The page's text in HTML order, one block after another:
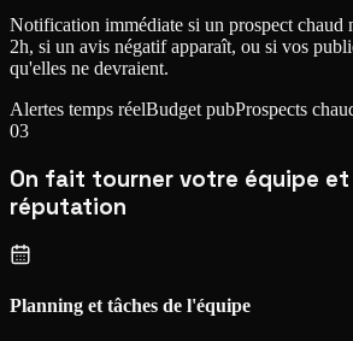
Notification immédiate si un prospect chaud
2h, si un avis négatif apparaît, ou si vos
qu'elles ne devraient.
Alertes temps réelBudget pubProspects
03
On fait tourner votre équipe
réputation
Planning et tâches de l'équipe